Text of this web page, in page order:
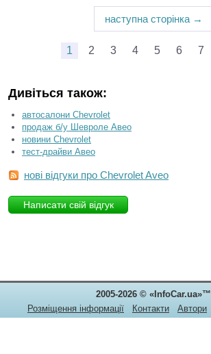
наступна сторінка →
1 2 3 4 5 6 7
Дивіться також:
автосалони Chevrolet
продаж б/у Шевроле Авео
новини Chevrolet
тест-драйви Авео
нові відгуки про Chevrolet Aveo
Написати свій відгук
2005-2026 © «InfoCar.ua»™
Розміщення інформації
Контакти Автори